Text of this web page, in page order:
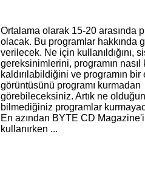
Ortalama olarak 15-20 arasında
olacak. Bu programlar hakkında
verilecek. Ne için kullanıldığını,
gereksinimlerini, programın nasıl
kaldırılabildiğini ve programın bir
görüntüsünü programı kurmadan
görebileceksiniz. Artık ne
bilmediğiniz programlar
En azından BYTE CD Magazine'i
kullanırken ...